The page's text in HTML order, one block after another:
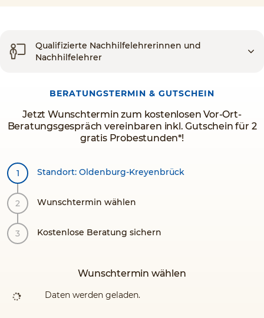
Qualifizierte Nachhilfelehrerinnen und
Nachhilfelehrer
BERATUNGSTERMIN & GUTSCHEIN
Jetzt Wunschtermin zum kostenlosen Vor-Ort-
Beratungsgespräch vereinbaren inkl. Gutschein für 2
gratis Probestunden*!
Standort: Oldenburg-Kreyenbrück
Wunschtermin wählen
Kostenlose Beratung sichern
Wunschtermin wählen
Daten werden geladen.